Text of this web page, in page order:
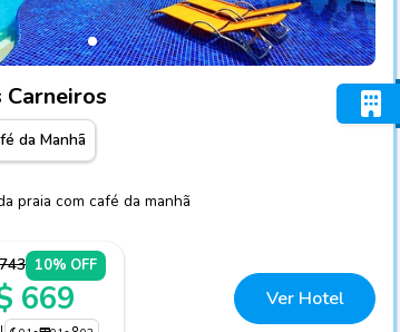
Carneiros
da Manhã
praia com café da manhã
10% OFF
669 Ver Hotel